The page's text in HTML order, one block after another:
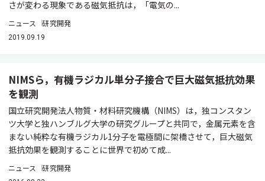
さが変わる現象である磁気抵抗は，「電気の...
ニュース 研究開発
2019.09.19
NIMSら，有機ラジカル単分子接合で巨大磁気抵抗効果
を観測
国立研究開発法人物質・材料研究機構（NIMS）は，独コンスタン
ツ大学と独ハンブルグ大学の研究グループと共同で，金属元素を含
まない純粋な有機ラジカル1分子を電極間に架橋させて，巨大磁気
抵抗効果を観測することに世界で初めて成...
ニュース 研究開発